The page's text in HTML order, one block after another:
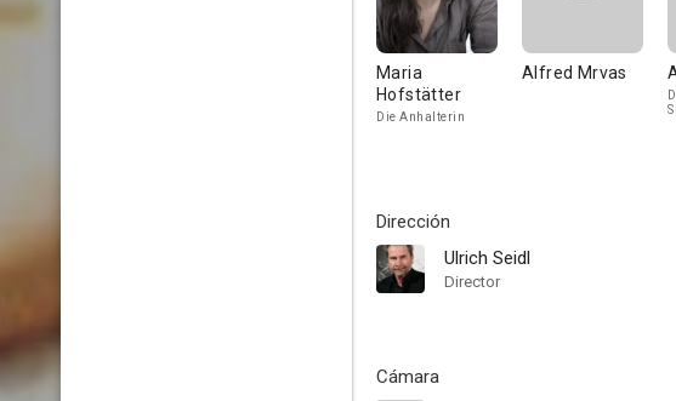
Maria
Hofstätter
Die Anhalterin
Alfred Mrvas
Dirección
Ulrich Seidl
Director
Cámara